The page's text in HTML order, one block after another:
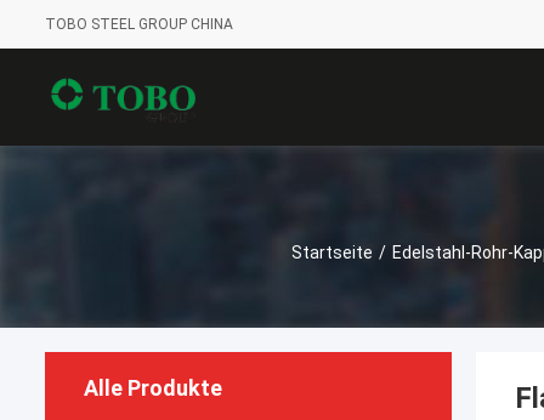
TOBO STEEL GROUP CHINA
Startseite / Edelstahl-Rohr-
Alle Produkte